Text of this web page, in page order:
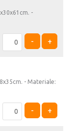
-
- +
- Materiale:
- +